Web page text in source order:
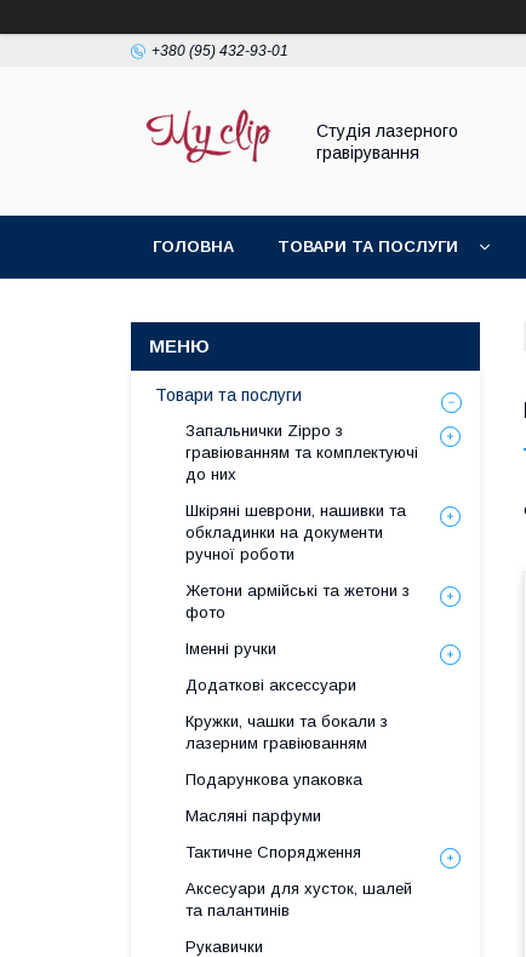
+380 (95) 432-93-01
Студія лазерного
гравірування
ГОЛОВНА ТОВАРИ ТА ПОСЛУГИ
Товари та послуги
Запальнички Zippo з
гравіюванням та комплектуючі
до них
Шкіряні шеврони, нашивки та
обкладинки на документи
ручної роботи
Жетони армійські та жетони з
фото
Іменні ручки
Додаткові аксессуари
Кружки, чашки та бокали з
лазерним гравіюванням
Подарункова упаковка
Масляні парфуми
Тактичне Спорядження
Аксесуари для хусток, шалей
та палантинів
Рукавички